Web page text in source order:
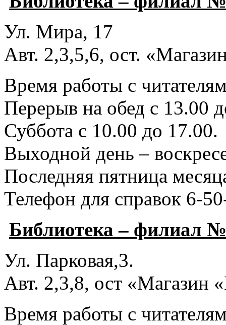
Ул. Мира, 17
Авт. 2,3,5,6, ост.
Время работы с
Перерыв на обед с 13.00
Суббота с 10.00 до 17.00.
Выходной день –
Последняя пятница
Телефон для справок 6-
Библиотека – филиал
Ул. Парковая,3.
Авт. 2,3,8, ост «Магазин
Время работы с